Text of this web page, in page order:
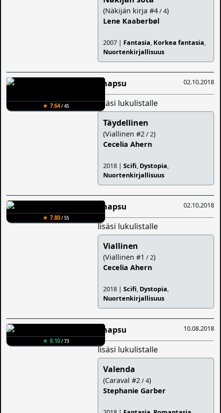
(Näkijän kirja #4/ 4)
Lene Kaaberbøl
2007 | Fantasia, Korkea fantasia,
Nuortenkirjallisuus
★ 7.64/ 45
02.10.2018
Snapsu
lisäsi lukulistalle
Täydellinen
(Viallinen #2 / 2)
Cecelia Ahern
2018 |Scifi, Dystopia,
Nuortenkirjallisuus
★ 7.80/ 55
02.10.2018
Snapsu
lisäsi lukulistalle
Viallinen
(Viallinen #1 / 2)
Cecelia Ahern
2018 |Scifi, Dystopia,
Nuortenkirjallisuus
★ 8.10/ 73
10.08.2018
Snapsu
lisäsi lukulistalle
Valenda
(Caraval #2 / 4)
Stephanie Garber